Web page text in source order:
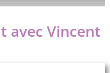
avec Vincent